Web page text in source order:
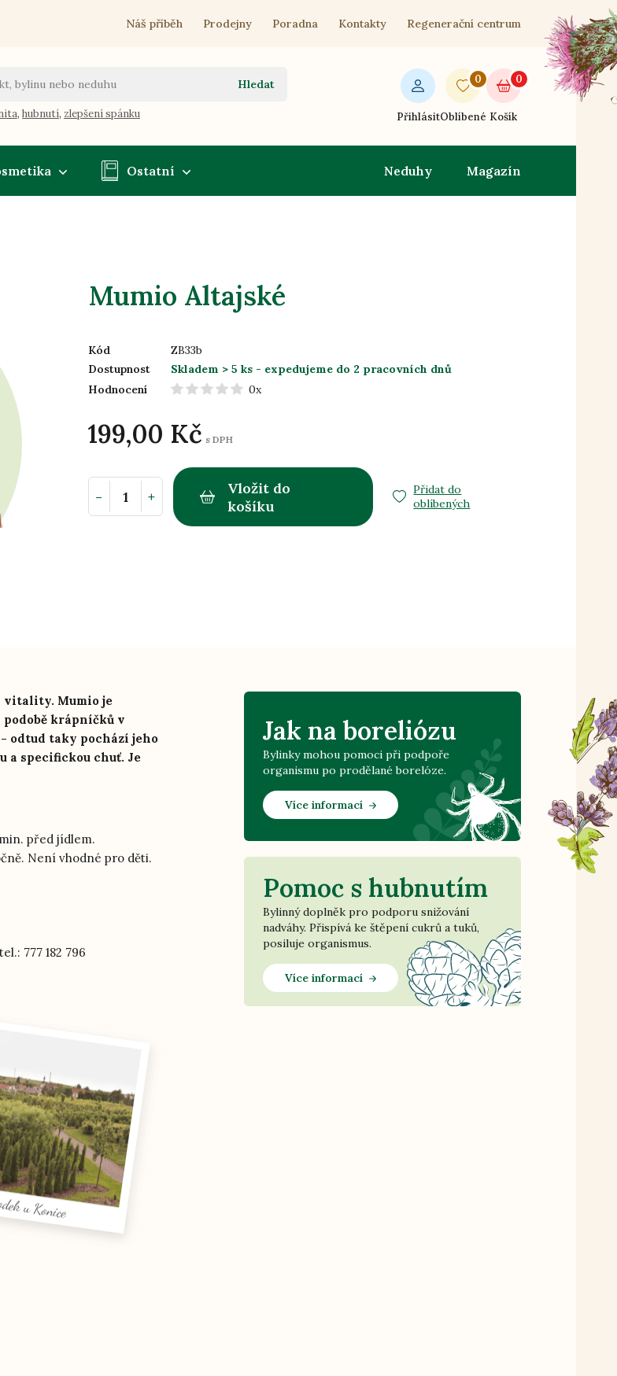
Náš příběh Prodejny Poradna Kontakty Regenerační centrum
Hledat
, hubnutí, zlepšení spánku Přihlásit
0
Oblíbené
0
Košík
Ostatní Neduhy Magazín
Mumio Altajské
Kód
ZB33b
Dostupnost
Skladem > 5 ks - expedujeme do 2 pracovních dnů
Hodnocení
0x
199,00 Kč s DPH
- +
Vložit do
košíku
Přidat do
oblíbených
vitality. Mumio je
krápníčků v
odtud taky pochází jeho
a specifickou chuť. Je
před jídlem.
Není vhodné pro děti.
777 182 796
Jak na boreliózu
Bylinky mohou pomoci při podpoře
organismu po prodělané borelóze.
Více informací
Pomoc s hubnutím
Bylinný doplněk pro podporu snižování
nadváhy. Přispívá ke štěpení cukrů a tuků,
posiluje organismus.
Více informací